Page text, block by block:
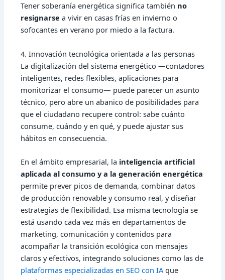
Tener soberanía energética significa también no
resignarse a vivir en casas frías en invierno o
sofocantes en verano por miedo a la factura.
4. Innovación tecnológica orientada a las personas
La digitalización del sistema energético —contadores
inteligentes, redes flexibles, aplicaciones para
monitorizar el consumo— puede parecer un asunto
técnico, pero abre un abanico de posibilidades para
que el ciudadano recupere control: sabe cuánto
consume, cuándo y en qué, y puede ajustar sus
hábitos en consecuencia.
En el ámbito empresarial, la inteligencia artificial
aplicada al consumo y a la generación energética
permite prever picos de demanda, combinar datos
de producción renovable y consumo real, y diseñar
estrategias de flexibilidad. Esa misma tecnología se
está usando cada vez más en departamentos de
marketing, comunicación y contenidos para
acompañar la transición ecológica con mensajes
claros y efectivos, integrando soluciones como las de
plataformas especializadas en SEO con IAque